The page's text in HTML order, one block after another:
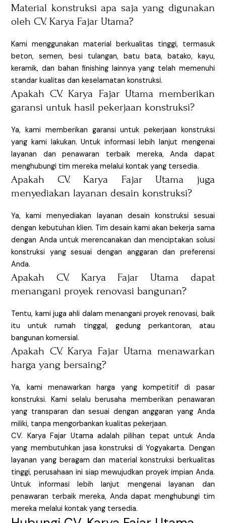
Material konstruksi apa saja yang digunakan
oleh CV. Karya Fajar Utama?
Kami menggunakan material berkualitas tinggi, termasuk
beton, semen, besi tulangan, batu bata, batako, kayu,
keramik, dan bahan finishing lainnya yang telah memenuhi
standar kualitas dan keselamatan konstruksi.
Apakah CV. Karya Fajar Utama memberikan
garansi untuk hasil pekerjaan konstruksi?
Ya, kami memberikan garansi untuk pekerjaan konstruksi
yang kami lakukan. Untuk informasi lebih lanjut mengenai
layanan dan penawaran terbaik mereka, Anda dapat
menghubungi tim mereka melalui kontak yang tersedia.
Apakah CV. Karya Fajar Utama juga
menyediakan layanan desain konstruksi?
Ya, kami menyediakan layanan desain konstruksi sesuai
dengan kebutuhan klien. Tim desain kami akan bekerja sama
dengan Anda untuk merencanakan dan menciptakan solusi
konstruksi yang sesuai dengan anggaran dan preferensi
Anda.
Apakah CV. Karya Fajar Utama dapat
menangani proyek renovasi bangunan?
Tentu, kami juga ahli dalam menangani proyek renovasi, baik
itu untuk rumah tinggal, gedung perkantoran, atau
bangunan komersial.
Apakah CV. Karya Fajar Utama menawarkan
harga yang bersaing?
Ya, kami menawarkan harga yang kompetitif di pasar
konstruksi. Kami selalu berusaha memberikan penawaran
yang transparan dan sesuai dengan anggaran yang Anda
miliki, tanpa mengorbankan kualitas pekerjaan.
CV. Karya Fajar Utama adalah pilihan tepat untuk Anda
yang membutuhkan jasa konstruksi di Yogyakarta. Dengan
layanan yang beragam dan material konstruksi berkualitas
tinggi, perusahaan ini siap mewujudkan proyek impian Anda.
Untuk informasi lebih lanjut mengenai layanan dan
penawaran terbaik mereka, Anda dapat menghubungi tim
mereka melalui kontak yang tersedia.